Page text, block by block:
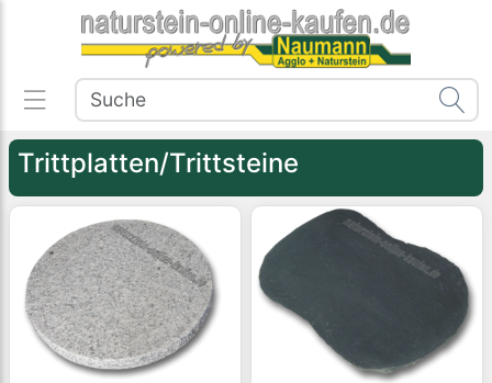
Trittplatten/Trittsteine